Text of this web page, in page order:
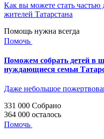
Как вы можете стать
жителей Татарстана
Помощь нужна всегда
Помочь
Поможем собрать детей в
нуждающиеся семьи
Даже небольшое
331 000 Собрано
364 000 осталось
Помочь